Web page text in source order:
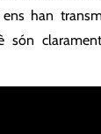
han
són